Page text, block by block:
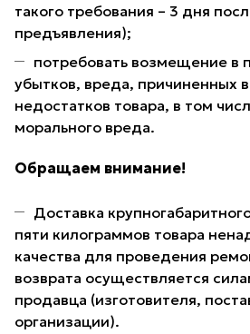
такого требования – 3 дня
предъявления);
потребовать возмещение в
убытков, вреда, причиненных
недостатков товара, в том
морального вреда.
Обращаем внимание!
Доставка
пяти килограммов товара
качества для проведения
возврата осуществляется
продавца (изготовителя,
организации).